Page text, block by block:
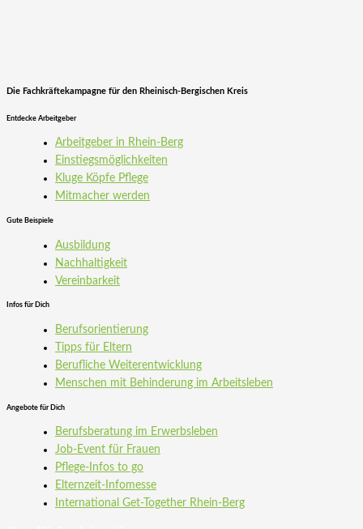
Die Fachkräftekampagne für den Rheinisch-Bergischen Kreis
Entdecke Arbeitgeber
Arbeitgeber in Rhein-Berg
Einstiegs­möglichkeiten
Kluge Köpfe Pflege
Mitmacher werden
Gute Beispiele
Ausbildung
Nachhaltigkeit
Vereinbarkeit
Infos für Dich
Berufsorientierung
Tipps für Eltern
Berufliche Weiterentwicklung
Menschen mit Behinderung im Arbeitsleben
Angebote für Dich
Berufsberatung im Erwerbsleben
Job-Event für Frauen
Pflege-Infos to go
Elternzeit-Infomesse
International Get-Together Rhein-Berg